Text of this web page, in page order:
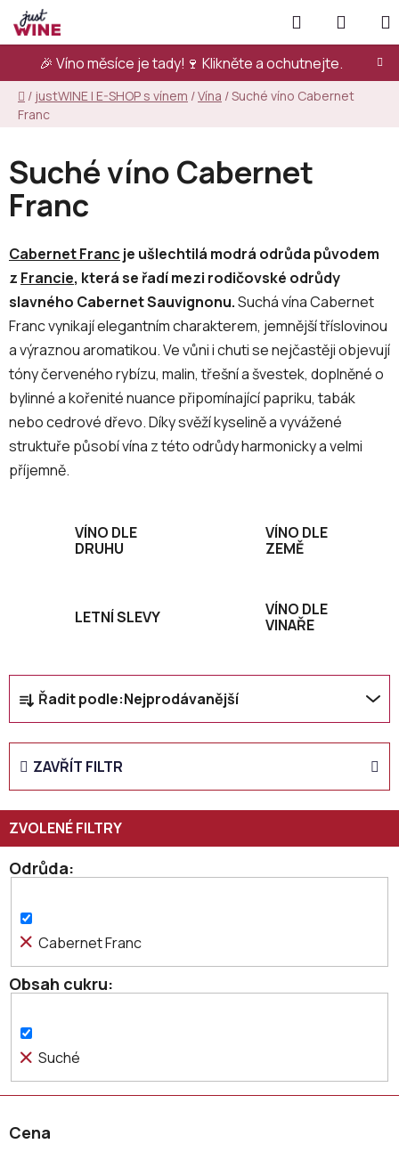
Přejít
na
obsah
🎉 Víno měsíce je tady!🍷 Klikněte a ochutnejte.
Hledat
KOŠÍK
Domů
/ justWINE | E-SHOP s vínem /Vína /Suché víno Cabernet
Franc
Suché víno Cabernet
Franc
Cabernet Franc je ušlechtilá modrá odrůda původem
z Francie, která se řadí mezi rodičovské odrůdy
slavného Cabernet Sauvignonu.Suchá vína Cabernet
Franc vynikají elegantním charakterem, jemnější tříslovinou
a výraznou aromatikou. Ve vůni i chuti se nejčastěji objevují
tóny červeného rybízu, malin, třešní a švestek, doplněné o
bylinné a kořenité nuance připomínající papriku, tabák
nebo cedrové dřevo. Díky svěží kyselině a vyvážené
struktuře působí vína z této odrůdy harmonicky a velmi
příjemně.
VÍNO DLE
DRUHU
VÍNO DLE
ZEMĚ
LETNÍ SLEVY
VÍNO DLE
VINAŘE
Ř
a
z
n
p
r
o
u
t
ů
Řadit podle:Nejprodávanější
ZAVŘÍT FILTR
Odrůda
Cabernet Franc
Obsah cukru
Suché
Cena